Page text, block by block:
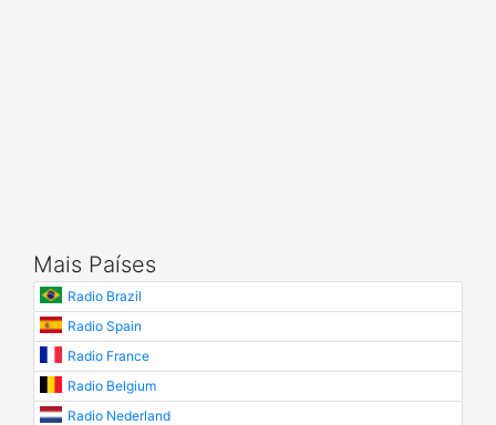
Mais Países
Radio Brazil
Radio Spain
Radio France
Radio Belgium
Radio Nederland